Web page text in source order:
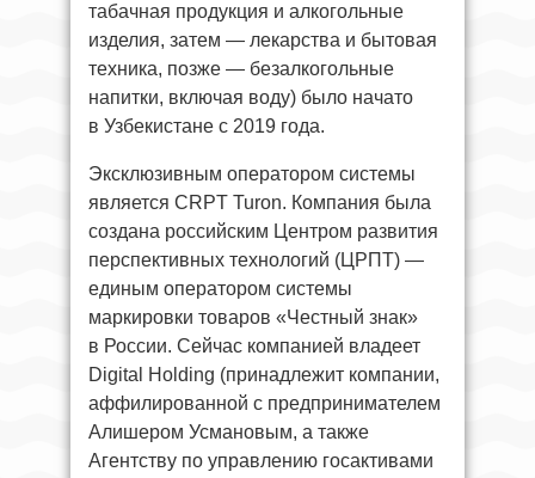
табачная продукция и алкогольные
изделия, затем — лекарства и бытовая
техника, позже — безалкогольные
напитки, включая воду) было начато
в Узбекистане с 2019 года.
Эксклюзивным оператором системы
является CRPT Turon. Компания была
создана российским Центром развития
перспективных технологий (ЦРПТ) —
единым оператором системы
маркировки товаров «Честный знак»
в России. Сейчас компанией владеет
Digital Holding (принадлежит компании,
аффилированной с предпринимателем
Алишером Усмановым, а также
Агентству по управлению госактивами